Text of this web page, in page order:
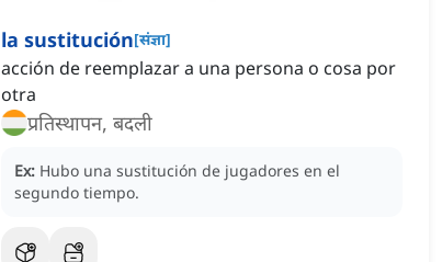
la sustitución[संज्ञा]
acción de reemplazar a una persona o cosa por
otra
प्रतिस्थापन, बदली
Ex: Hubo una sustitución de jugadores en el
segundo tiempo.